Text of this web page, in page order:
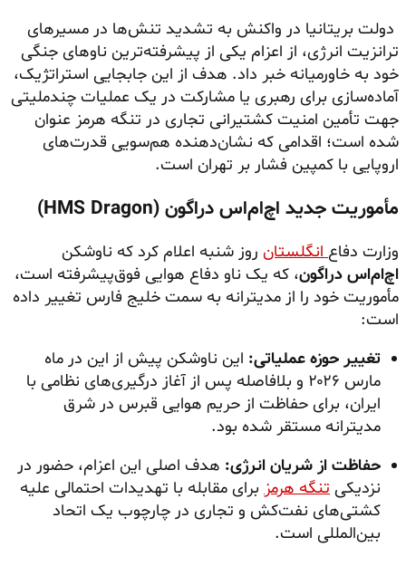
دولت بریتانیا در واکنش به تشدید تنش‌ها در مسیرهای
ترانزیت انرژی، از اعزام یکی از پیشرفته‌ترین ناوهای جنگی
خود به خاورمیانه خبر داد. هدف از این جابجایی استراتژیک،
آماده‌سازی برای رهبری یا مشارکت در یک عملیات چندملیتی
جهت تأمین امنیت کشتیرانی تجاری در تنگه هرمز عنوان
شده است؛ اقدامی که نشان‌دهنده هم‌سویی قدرت‌های
اروپایی با کمپین فشار بر تهران است.
مأموریت جدید اچ‌ام‌اس دراگون (HMS Dragon)
وزارت دفاعانگلستان روز شنبه اعلام کرد که ناوشکن
اچ‌ام‌اس دراگون، که یک ناو دفاع هوایی فوق‌پیشرفته است،
مأموریت خود را از مدیترانه به سمت خلیج فارس تغییر داده
است:
تغییر حوزه عملیاتی: این ناوشکن پیش از این در ماه
مارس ۲۰۲۶ و بلافاصله پس از آغاز درگیری‌های نظامی با
ایران، برای حفاظت از حریم هوایی قبرس در شرق
مدیترانه مستقر شده بود.
حفاظت از شریان انرژی: هدف اصلی این اعزام، حضور در
نزدیکی تنگه هرمز برای مقابله با تهدیدات احتمالی علیه
کشتی‌های نفت‌کش و تجاری در چارچوب یک اتحاد
بین‌المللی است.